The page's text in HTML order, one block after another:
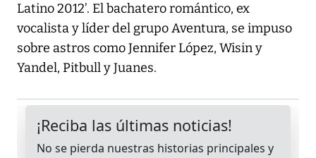
Latino 2012’. El bachatero romántico, ex
vocalista y líder del grupo Aventura, se impuso
sobre astros como Jennifer López, Wisin y
Yandel, Pitbull y Juanes.